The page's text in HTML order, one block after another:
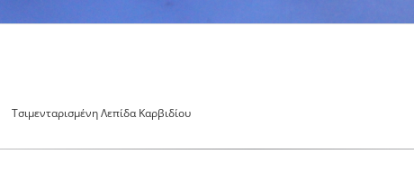
Τσιμενταρισμένη Λεπίδα Καρβιδίου